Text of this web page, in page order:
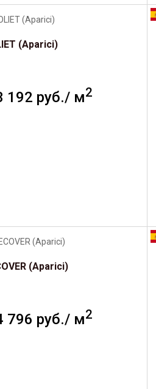
(Aparici)
192 руб./ м2
(Aparici)
796 руб./ м2